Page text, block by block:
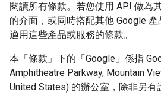
閱讀所有條款。若您使用 API 做為
的介面，或同時搭配其他 Google
適用這些產品或服務的條款。
本「條款」下的「Google」係指
Amphitheatre Parkway, Mountain
United States) 的辦公室，除非另有